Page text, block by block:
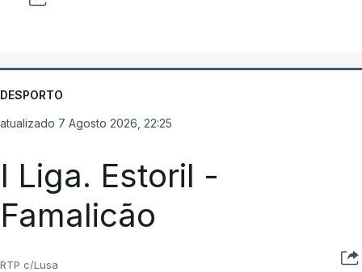
DESPORTO
atualizado 7 Agosto 2026, 22:25
I Liga. Estoril -
Famalicão
RTP c/Lusa